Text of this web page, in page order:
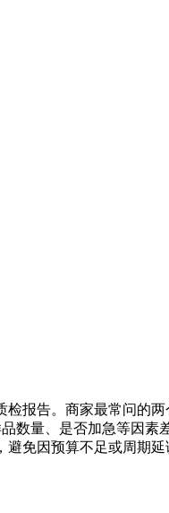
报告。商家最常问的
数量、是否加急等因素
免因预算不足或周期